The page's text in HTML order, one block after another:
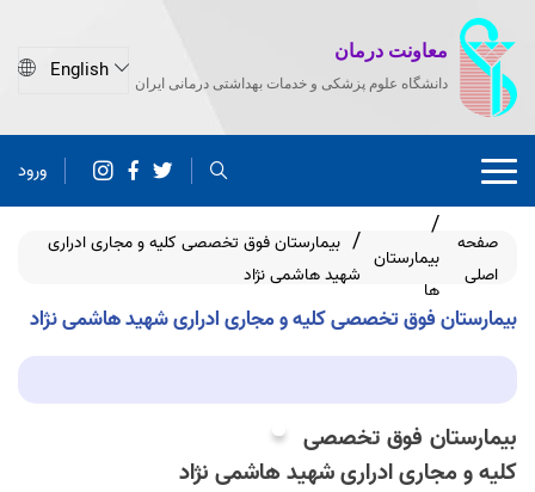
معاونت درمان
دانشگاه علوم پزشکی و خدمات بهداشتی درمانی ایران
ورود
صفحه
اصلی
بیمارستان
ها
بیمارستان فوق تخصصی کلیه و مجاری ادراری
شهید هاشمی نژاد
بیمارستان فوق تخصصی کلیه و مجاری ادراری شهید هاشمی نژاد
بیمارستان فوق تخصصی
کلیه و مجاری ادراری شهید هاشمی نژاد